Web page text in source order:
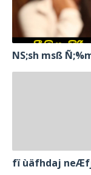
NS;sh msß
fï ùäfhdaj